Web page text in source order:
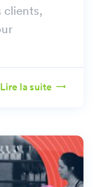
clients,
Lire la suite